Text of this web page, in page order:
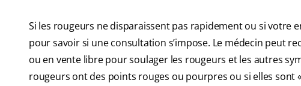
Si les rougeurs ne disparaissent pas rapidement ou si votre
pour savoir si une consultation s’impose. Le médecin peut
ou en vente libre pour soulager les rougeurs et les autres
rougeurs ont des points rouges ou pourpres ou si elles